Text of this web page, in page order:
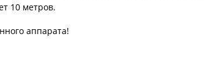
10 метров.
аппарата!